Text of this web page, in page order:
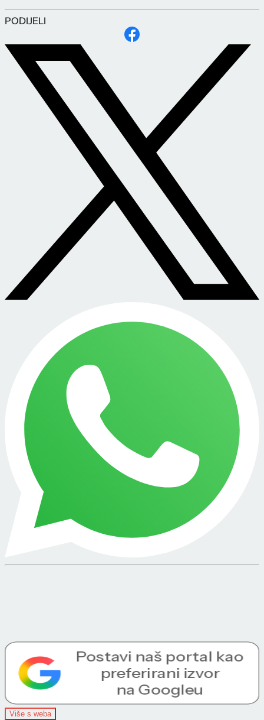
PODIJELI
Više s weba